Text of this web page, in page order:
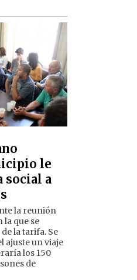
le
social a
la reunión
la que se
la tarifa. Se
ajuste un viaje
los 150
de